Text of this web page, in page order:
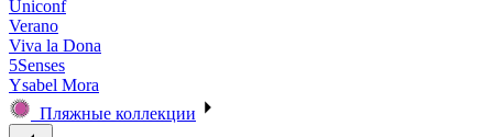
Uniconf
Verano
Viva la Dona
5Senses
Ysabel Mora
Пляжные коллекции